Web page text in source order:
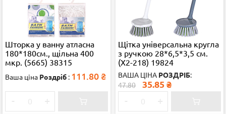
Шторка у ванну атласна
180*180см., щільна 400
мкр. (5665) 38315
Ваша ціна Роздріб : 111.80 ₴
Щітка універсальна кругла
з ручкою 28*6,5*3,5 см.
(X2-218) 19824
ВАША ЦІНА РОЗДРІБ:
47.80
35.85 ₴